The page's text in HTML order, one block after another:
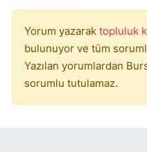
Yorum yazarak topluluk
bulunuyor ve tüm
Yazılan yorumlardan
sorumlu tutulamaz.